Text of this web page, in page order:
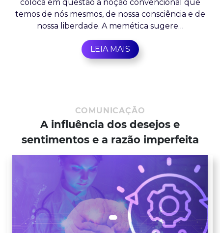
coloca em questão a noção convencional que
temos de nós mesmos, de nossa consciência e de
nossa liberdade. A memética sugere…
LEIA MAIS
COMUNICAÇÃO
A influência dos desejos e
sentimentos e a razão imperfeita